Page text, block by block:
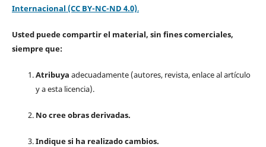
Internacional (CC BY-NC-ND 4.0).
Usted puede compartir el material, sin fines comerciales,
siempre que:
Atribuya adecuadamente (autores, revista, enlace al artículo
y a esta licencia).
No cree obras derivadas.
Indique si ha realizado cambios.